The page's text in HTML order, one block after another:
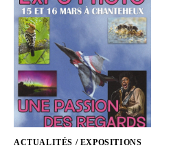
ACTUALITÉS / EXPOSITIONS